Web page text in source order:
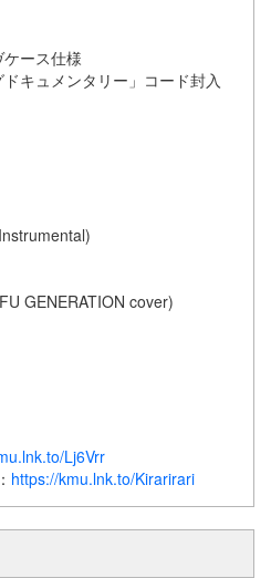
ース仕様
キュメンタリー」コード封入
GENERATION cover)
Lj6Vrr
https://kmu.lnk.to/Kirarirari